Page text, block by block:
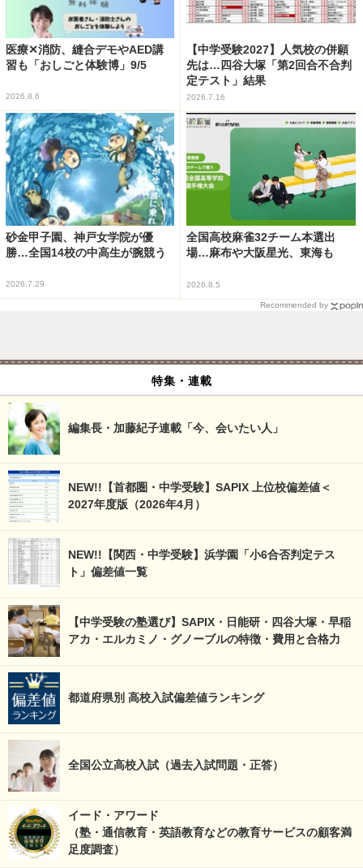
医療✕消防、縫合デモやAED講
習も「おしごと体験博」9/5
2026.8.6
【中学受験2027】人気校の併願
先は…四谷大塚「第2回合不合判
定テスト」結果
2026.7.16
砂金甲子園、神戸女学院が優
勝…全国14校の中高生が腕競う
2026.7.29
全国高校麻雀32チーム本選出
場…麻布や大阪星光、東海も
2026.8.5
Recommended by
特集・連載
編集長・加藤紀子連載「今、会いたい人」
NEW!!【首都圏・中学受験】SAPIX 上位校偏差値＜
2027年度版（2026年4月）
NEW!!【関西・中学受験】浜学園「小6合否判定テス
ト」偏差値一覧
【中学受験の塾選び】SAPIX・日能研・四谷大塚・早稲
アカ・エルカミノ・グノーブルの特徴・費用と合格力
都道府県別 高校入試偏差値ランキング
全国公立高校入試（過去入試問題・正答）
イード・アワード
（塾・通信教育・英語教育などの教育サービスの顧客満
足度調査）